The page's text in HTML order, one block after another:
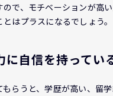
ので、モチベーションが高
はプラスになるでしょう。
に自信を持ってい
もらうと、学歴が高い、留